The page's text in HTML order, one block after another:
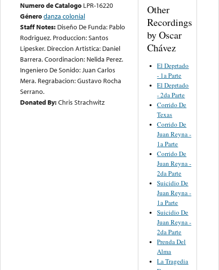
Numero de Catalogo LPR-16220
Génerodanza colonial
Staff Notes: Diseño De Funda: Pablo
Rodriguez. Produccion: Santos
Lipesker. Direccion Artistica: Daniel
Barrera. Coordinacion: Nelida Perez.
Ingeniero De Sonido: Juan Carlos
Mera. Regrabacion: Gustavo Rocha
Serrano.
Donated By:Chris Strachwitz
Other
Recordings
by Oscar
Chávez
El Deprtado
- 1a Parte
El Deprtado
- 2da Parte
Corrido De
Texas
Corrido De
Juan Reyna -
1a Parte
Corrido De
Juan Reyna -
2da Parte
Suicidio De
Juan Reyna -
1a Parte
Suicidio De
Juan Reyna -
2da Parte
Prenda Del
Alma
La Tragedia